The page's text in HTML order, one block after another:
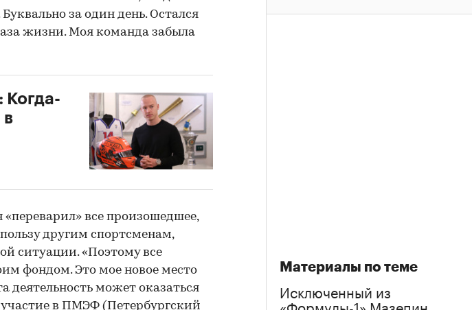
за один день. Остался
жизни. Моя команда забыла
Когда-
в
«переварил» все произошедшее,
другим спортсменам,
ситуации. «Поэтому все
фондом. Это мое новое место
деятельность может оказаться
участие в ПМЭФ (Петербургский
Материалы по теме
Исключенный из
«Формулы-1» Мазепин